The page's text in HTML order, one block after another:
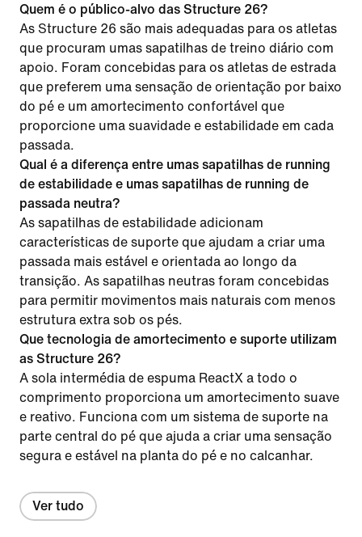
Quem é o público-alvo das Structure 26?
As Structure 26 são mais adequadas para os atletas
que procuram umas sapatilhas de treino diário com
apoio. Foram concebidas para os atletas de estrada
que preferem uma sensação de orientação por baixo
do pé e um amortecimento confortável que
proporcione uma suavidade e estabilidade em cada
passada.
Qual é a diferença entre umas sapatilhas de running
de estabilidade e umas sapatilhas de running de
passada neutra?
As sapatilhas de estabilidade adicionam
características de suporte que ajudam a criar uma
passada mais estável e orientada ao longo da
transição. As sapatilhas neutras foram concebidas
para permitir movimentos mais naturais com menos
estrutura extra sob os pés.
Que tecnologia de amortecimento e suporte utilizam
as Structure 26?
A sola intermédia de espuma ReactX a todo o
comprimento proporciona um amortecimento suave
e reativo. Funciona com um sistema de suporte na
parte central do pé que ajuda a criar uma sensação
segura e estável na planta do pé e no calcanhar.
Ver tudo